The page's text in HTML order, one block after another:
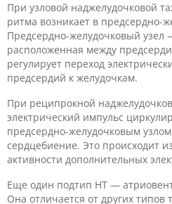
При узловой наджелудочковой
ритма возникает в предсердно-
Предсердно-желудочковый узел
расположенная между
регулирует переход
предсердий к желудочкам.
При реципрокной
электрический импульс
предсердно-желудочковым
сердцебиение. Это происходит
активности дополнительных
Еще один подтип НТ —
Она отличается от других